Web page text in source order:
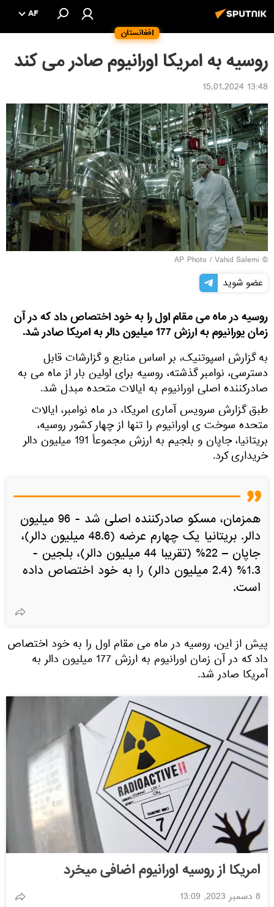
افغانستان
AF
روسیه به امریکا اورانیوم صادر می کند
13:48 15.01.2024
© AP Photo / Vahid Salemi
عضو شوید
روسیه در ماه می مقام اول را به خود اختصاص داد که در آن
زمان یورانیوم به ارزش 177 میلیون دالر به امریکا صادر شد.
به گزارش اسپوتنیک، بر اساس منابع و گزارشات قابل
دسترسی، نوامبر گذشته، روسیه برای اولین بار از ماه می به
صادرکننده اصلی اورانیوم به ایالات متحده مبدل شد.
طبق گزارش سرویس آماری امریکا، در ماه نوامبر، ایالات
متحده سوخت ی اورانیوم را تنها از چهار کشور روسیه،
بریتانیا، جاپان و بلجیم به ارزش مجموعاً 191 میلیون دالر
خریداری کرد.
همزمان، مسکو صادرکننده اصلی شد - 96 میلیون
دالر. بریتانیا یک چهارم عرضه (48.6 میلیون دالر)،
جاپان – 22% (تقریبا 44 میلیون دالر)، بلجین -
1.3% (2.4 میلیون دالر) را به خود اختصاص داده
است.
پیش از این، روسیه در ماه می مقام اول را به خود اختصاص
داد که در آن زمان اورانیوم به ارزش 177 میلیون دالر به
آمریکا صادر شد.
امریکا از روسیه اورانیوم اضافی میخرد
8 دسمبر 2023, 13:09